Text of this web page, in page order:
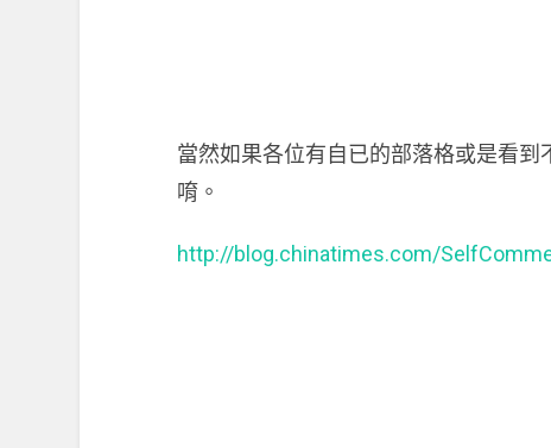
當然如果各位有自已的部落格或是看
唷。
http://blog.chinatimes.com/